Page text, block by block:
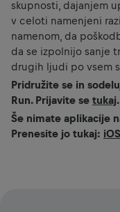
skupnosti, dajanjem
v celoti namenjeni
namenom, da
da se izpolnijo sanje
drugih ljudi po vsem
Pridružite se in
Run. Prijavite se tukaj.
Še nimate aplikacije
Prenesite jo tukaj: iOS